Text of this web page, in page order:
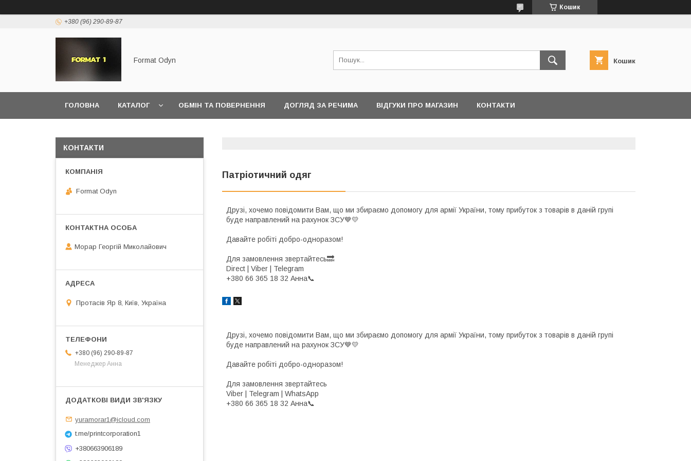
Кошик
+380 (96) 290-89-87
Format Odyn Кошик
ГОЛОВНА КАТАЛОГ ОБМІН ТА ПОВЕРНЕННЯ ДОГЛЯД ЗА РЕЧИМА ВІДГУКИ ПРО МАГАЗИН КОНТАКТИ
Патріотичний одяг
Друзі, хочемо повідомити Вам, що ми збираємо допомогу для армії України, тому прибуток з товарів в даній групі
буде направлений на рахунок ЗСУ💙💛
Давайте робіті добро-одноразом!
Для замовлення звертайтесь🔜
Direct | Viber | Telegram
+380 66 365 18 32 Анна📞
Друзі, хочемо повідомити Вам, що ми збираємо допомогу для армії України, тому прибуток з товарів в даній групі
буде направлений на рахунок ЗСУ💙💛
Давайте робіті добро-одноразом!
Для замовлення звертайтесь
Viber | Telegram | WhatsApp
+380 66 365 18 32 Анна📞
КОНТАКТИ
Format Odyn
Морар Георгій Миколайович
Протасів Яр 8, Київ, Україна
+380 (96) 290-89-87
Менеджер Анна
yuramorar1@icloud.com
t.me/printcorporation1
+380663906189